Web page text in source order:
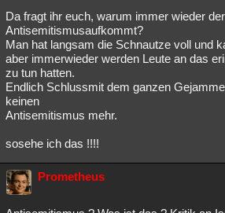
Da fragt ihr euch, warum immer wieder der
Antisemitismusaufkommt?
Man hat langsam die Schnautze voll und
aber immerwieder werden Leute an das
zu tun hatten.
Endlich Schlussmit dem ganzen
keinen
Antisemitismus mehr.
sosehe ich das !!!!
Prometheus